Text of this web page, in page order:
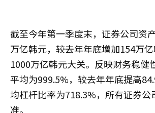
截至今年第一季度末，证券公司资
万亿韩元，较去年年底增加154万
1000万亿韩元大关。反映财务稳健
平均为999.5%，较去年年底提高
均杠杆比率为718.3%，所有证券公
准。